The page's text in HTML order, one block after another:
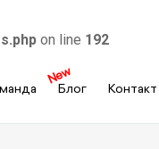
on line 192
New
Блог Контакт